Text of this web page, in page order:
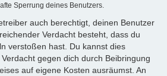
Sperrung deines Benutzers.
auch berechtigt, deinen Benutzer
Verdacht besteht, dass du
verstoßen hast. Du kannst dies
gegen dich durch Beibringung
auf eigene Kosten ausräumst. An